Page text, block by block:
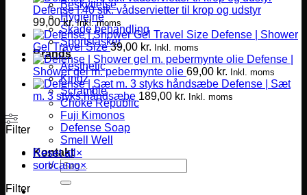
Beskyttelse
Hygiejne
Skade behandling
Sportstasker
Brands
Aesthetic
Kingz
Scramble
Choke Republic
Fuji Kimonos
Defense Soap
Smell Well
Kontakt
Søg
efter:
Defense | 40 stk. vådservietter til krop og udstyr
99,00kr. Inkl. moms
Defense | Shower
Gel Travel Size 39,00 kr. Inkl. moms
Defense |
Shower gel m. pebermynte olie 69,00 kr. Inkl. moms
Defense | Sæt
m. 3 styks håndsæbe 189,00 kr. Inkl. moms
Filter
Reset all ×
sort/camo×
Filter